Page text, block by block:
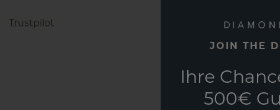
Trustpilot
JOIN THE
Ihre
500€